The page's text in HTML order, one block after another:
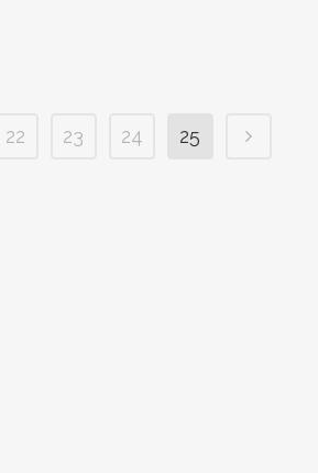
22 23 24 25